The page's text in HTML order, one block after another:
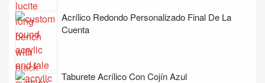
Acrílico Redondo Personalizado Final De La
Cuenta
Taburete Acrílico Con Cojín Azul